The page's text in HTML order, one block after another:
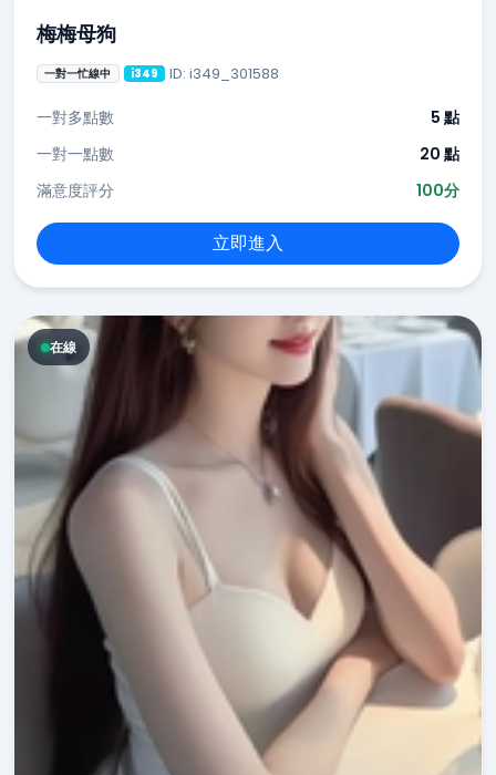
梅梅母狗
一對一忙線中 i349 ID: i349_301588
一對多點數
5 點
一對一點數
20 點
滿意度評分
100分
立即進入
在線